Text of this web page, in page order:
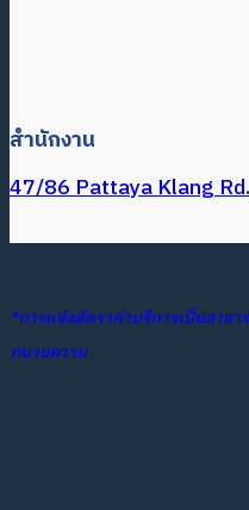
สำนักงาน
47/86 Pattaya Klang Rd.
*การแจ้งอัตราค่าบริการเป็นสาธ
ทนายความ